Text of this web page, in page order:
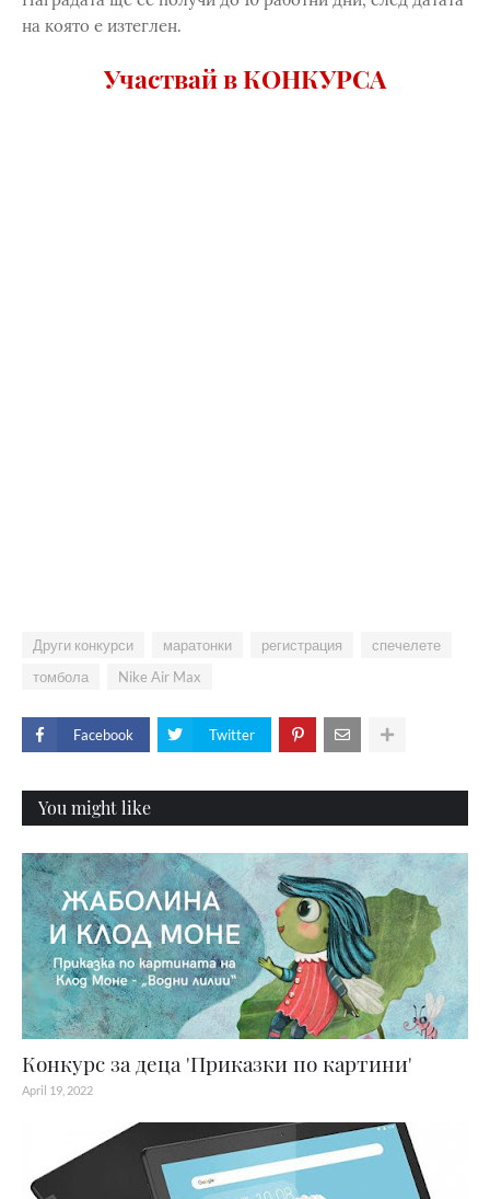
на която е изтеглен.
Участвай в КОНКУРСА
Други конкурси маратонки регистрация
спечелете
томбола
Nike Air Max
Facebook Twitter
You might like
Конкурс за деца 'Приказки по картини'
April 19, 2022